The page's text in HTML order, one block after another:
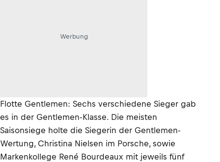
Werbung
Flotte Gentlemen: Sechs verschiedene Sieger gab
es in der Gentlemen-Klasse. Die meisten
Saisonsiege holte die Siegerin der Gentlemen-
Wertung, Christina Nielsen im Porsche, sowie
Markenkollege René Bourdeaux mit jeweils fünf